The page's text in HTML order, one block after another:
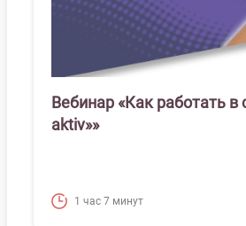
Вебинар «Как работать в
aktiv»»
1 час 7 минут